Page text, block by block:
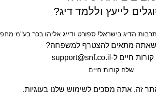
לייעץ וללמד דיג?
הדיג בישראל! ספורט ודייג אליהו בכר בע"מ
מתאים להצטרף למשפחה?
חיים ל- support@snf.co.il
שלח קורות חיים​
זה, אתה מסכים לשימוש שלנו בעוגיות.